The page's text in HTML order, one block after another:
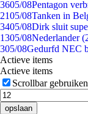
3605/08Pentagon
2105/08Tanken in
3405/08Dirk sluit
1305/08Nederlander
305/08Gedurfd NEC
Actieve items
Actieve items
Scrollbar gebruiken
opslaan